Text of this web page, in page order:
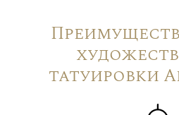
татуировки